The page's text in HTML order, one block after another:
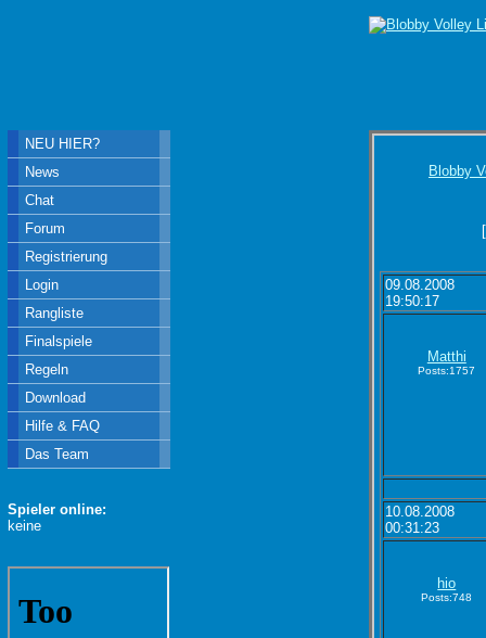
Blobby
09.08.2008
19:50:17
Matthi
Posts:1757
10.08.2008
00:31:23
hio
Posts:748
NEU HIER?
News
Chat
Forum
Registrierung
Login
Rangliste
Finalspiele
Regeln
Download
Hilfe & FAQ
Das Team
Spieler online:
keine